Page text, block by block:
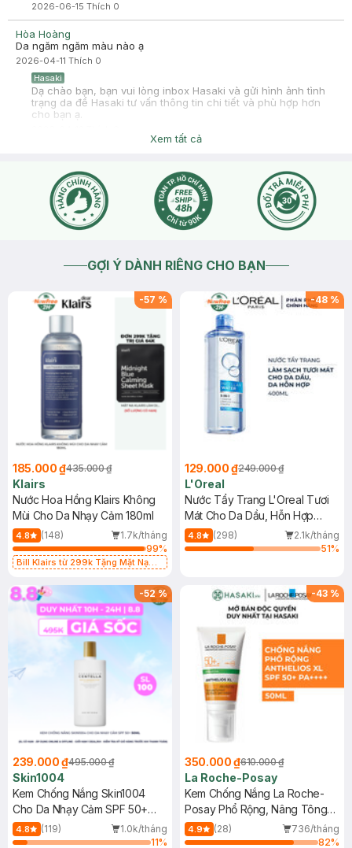
2026-06-15 Thích 0
Hòa Hoàng
Da ngăm ngăm màu nào ạ
2026-04-11 Thích 0
Hasaki
Dạ chào bạn, bạn vui lòng inbox Hasaki và gửi hình ảnh tình
trạng da để Hasaki tư vấn thông tin chi tiết và phù hợp hơn
cho bạn ạ.
Xem tất cả
GỢI Ý DÀNH RIÊNG CHO BẠN
-57 %
185.000 ₫435.000 ₫
Klairs
Nước Hoa Hồng Klairs Không
Mùi Cho Da Nhạy Cảm 180ml
4.8 (148)
1.7k/tháng
99%
Bill Klairs từ 299k Tặng Mặt Nạ
25ml (SL Có Hạn)
-48 %
129.000 ₫249.000 ₫
L'Oreal
Nước Tẩy Trang L'Oreal Tươi
Mát Cho Da Dầu, Hỗn Hợp
400ml
4.8 (298)
2.1k/tháng
51%
-52%
239.000 ₫495.000 ₫
Skin1004
Kem Chống Nắng Skin1004
Cho Da Nhạy Cảm SPF 50+
50ml
4.8 (119)
1.0k/tháng
11%
-43 %
350.000 ₫610.000 ₫
La Roche-Posay
Kem Chống Nắng La Roche-
Posay Phổ Rộng, Nâng Tông
Kiềm Dầu 50ml
4.9 (28)
736/tháng
82%